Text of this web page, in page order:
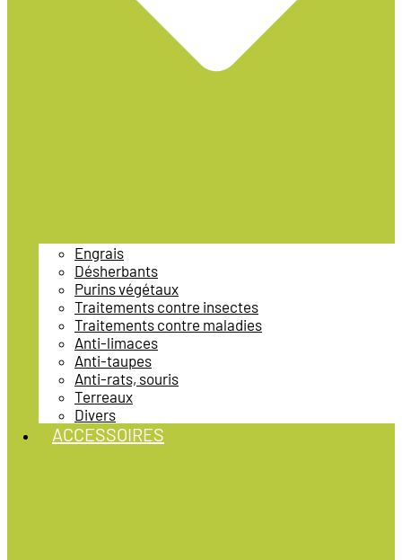
Engrais
Désherbants
Purins végétaux
Traitements contre insectes
Traitements contre maladies
Anti-limaces
Anti-taupes
Anti-rats, souris
Terreaux
Divers
ACCESSOIRES